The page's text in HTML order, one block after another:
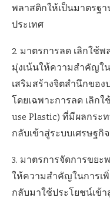
พลาสติกให้เป็นมาตรฐ
ประเทศ
2. มาตรการลด เลิกใช้
มุ่งเน้นให้ความสำคัญใ
เสริมสร้างจิตสำนึกขอ
โดยเฉพาะการลด เลิก
use Plastic) ที่มีผลกร
กลับเข้าสู่ระบบเศรษฐกิ
3. มาตรการจัดการขย
ให้ความสำคัญในการเ
กลับมาใช้ประโยชน์เข้า